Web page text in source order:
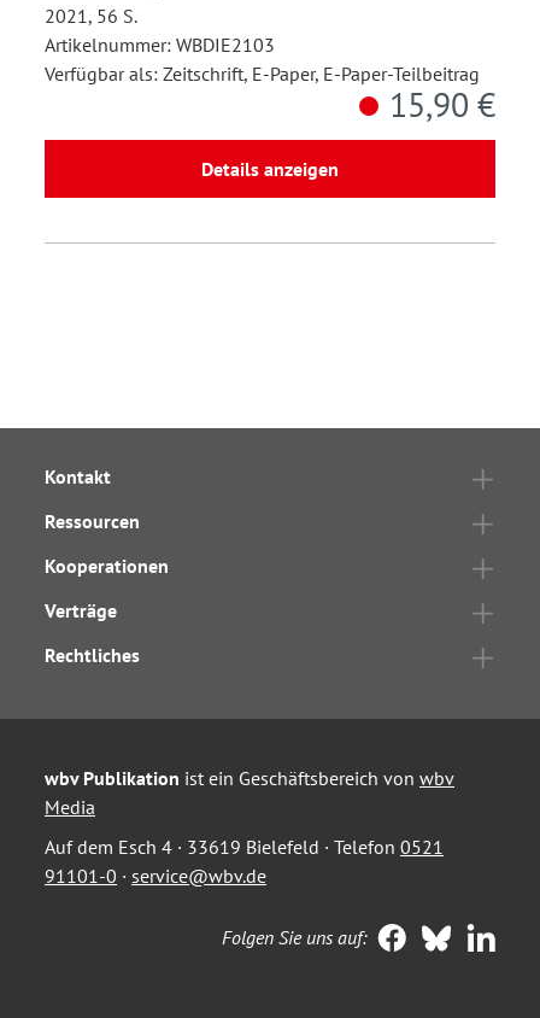
2021, 56 S.
Artikelnummer: WBDIE2103
Verfügbar als: Zeitschrift, E-Paper, E-Paper-Teilbeitrag
15,90 €
Details anzeigen
Kontakt
Ressourcen
Kooperationen
Verträge
Rechtliches
wbv Publikation ist ein Geschäftsbereich von wbv
Media
Auf dem Esch 4 · 33619 Bielefeld · Telefon 0521
91101-0 · service@wbv.de
Folgen Sie uns auf: